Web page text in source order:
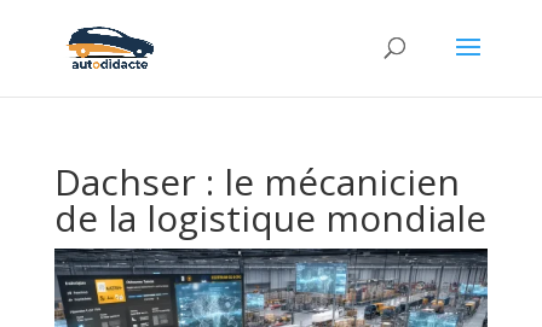
Dachser : le mécanicien
de la logistique mondiale